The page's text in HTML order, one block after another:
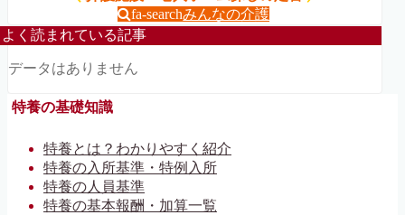
fa-searchみんなの介護
よく読まれている記事
データはありません
特養の基礎知識
特養とは？わかりやすく紹介
特養の入所基準・特例入所
特養の人員基準
特養の基本報酬・加算一覧